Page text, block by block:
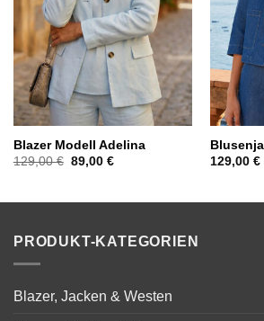
Blazer Modell Adelina
129,00€ Ursprünglicher
89,00 €Aktueller
129,00 €
PRODUKT-KATEGORIEN
Blazer, Jacken & Westen